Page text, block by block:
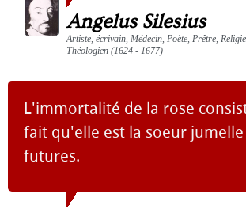
Angelus Silesius
Artiste, écrivain, Médecin, Poète, Prêtre,
Théologien (1624 - 1677)
L'immortalité de la rose
fait qu'elle est la soeur jumelle
futures.